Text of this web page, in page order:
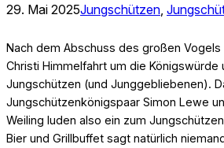
29. Mai 2025Jungschützen
Nach dem Abschuss des großen Vogels
Christi Himmelfahrt um die Königswürde
Jungschützen (und Junggebliebenen).
Jungschützenkönigspaar Simon Lewe
Weiling luden also ein zum
Bier und Grillbuffet sagt natürlich